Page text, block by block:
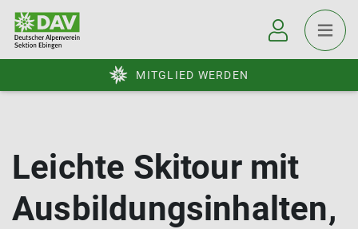
MITGLIED WERDEN
Leichte Skitour mit
Ausbildungsinhalten,